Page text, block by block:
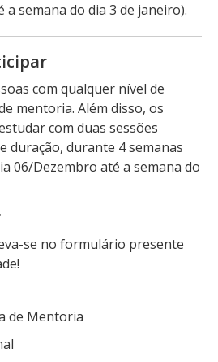
a semana do dia 3 de janeiro).
com qualquer nível de
mentoria. Além disso, os
com duas sessões
duração, durante 4 semanas
06/Dezembro até a semana do
se no formulário presente
de Mentoria